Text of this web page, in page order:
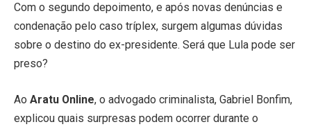
Com o segundo depoimento, e após novas denúncias e
condenação pelo caso tríplex, surgem algumas dúvidas
sobre o destino do ex-presidente. Será que Lula pode ser
preso?
Ao Aratu Online, o advogado criminalista, Gabriel Bonfim,
explicou quais surpresas podem ocorrer durante o